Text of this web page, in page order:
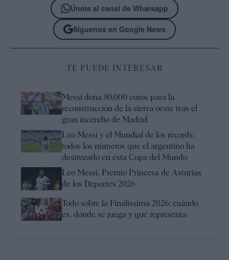
Únete al canal de Whatsapp
Síguenos en Google News
TE PUEDE INTERESAR
Messi dona 80.000 euros para la
reconstrucción de la sierra oeste tras el
gran incendio de Madrid
Leo Messi y el Mundial de los récords:
todos los números que el argentino ha
destrozado en esta Copa del Mundo
Leo Messi, Premio Princesa de Asturias
de los Deportes 2026
Todo sobre la Finalissima 2026: cuándo
es, dónde se juega y qué representa